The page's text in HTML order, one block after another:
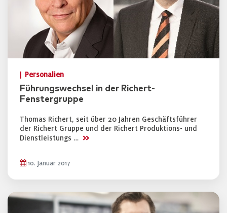
Personalien
Führungswechsel in der Richert-
Fenstergruppe
Thomas Richert, seit über 20 Jahren Geschäftsführer
der Richert Gruppe und der Richert Produktions- und
Dienstleistungs … >>
10. Januar 2017